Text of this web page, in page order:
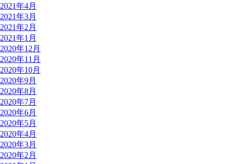
2021年4月
2021年3月
2021年2月
2021年1月
2020年12月
2020年11月
2020年10月
2020年9月
2020年8月
2020年7月
2020年6月
2020年5月
2020年4月
2020年3月
2020年2月